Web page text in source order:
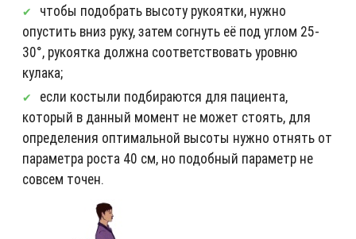
чтобы подобрать высоту рукоятки, нужно
опустить вниз руку, затем согнуть её под углом 25-
30°, рукоятка должна соответствовать уровню
кулака;
если костыли подбираются для пациента,
который в данный момент не может стоять, для
определения оптимальной высоты нужно отнять от
параметра роста 40 см, но подобный параметр не
совсем точен.